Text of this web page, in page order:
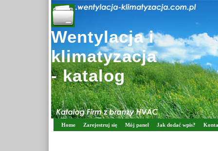
Wentylacja i
klimatyzacja
- katalog
Home Zarejestruj się Mój panel Jak dodać wpis?